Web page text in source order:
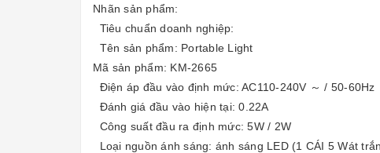
Nhãn sản phẩm:
Tiêu chuẩn doanh nghiệp:
Tên sản phẩm: Portable Light
Mã sản phẩm: KM-2665
Điện áp đầu vào định mức: AC110-240V ～ / 50-60Hz
Đánh giá đầu vào hiện tại: 0.22A
Công suất đầu ra định mức: 5W / 2W
Loại nguồn ánh sáng: ánh sáng LED (1 CÁI 5 Wát